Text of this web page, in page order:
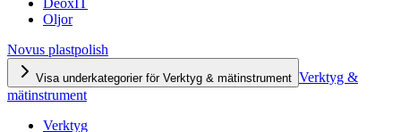
Oljor
Novus plastpolish
Visa underkategorier för Verktyg & mätinstrument Verktyg &
mätinstrument
Verktyg